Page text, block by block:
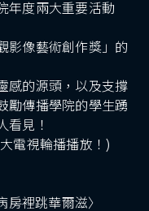
年度兩大重要活動
影像藝術創作獎」的
感的源頭，以及支撐
勵傳播學院的學生踴
看見！
電視輪播播放！)
房裡跳華爾滋〉